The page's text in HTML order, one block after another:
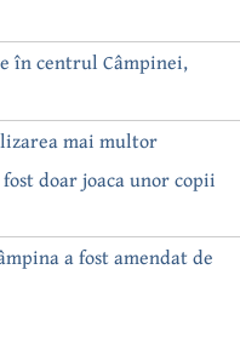
în centrul Câmpinei,
mai multor
doar joaca unor copii
a fost amendat de